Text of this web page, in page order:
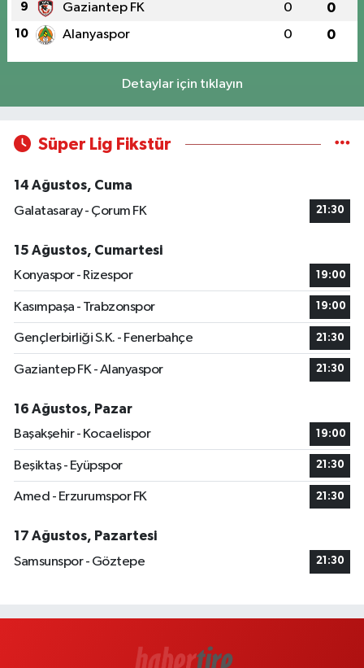
9 Gaziantep FK 0 0
10 Alanyaspor 0 0
Detaylar için tıklayın
Süper Lig Fikstür
14 Ağustos, Cuma
Galatasaray - Çorum FK
21:30
15 Ağustos, Cumartesi
Konyaspor - Rizespor
19:00
Kasımpaşa - Trabzonspor 19:00
Gençlerbirliği S.K. - Fenerbahçe 21:30
Gaziantep FK - Alanyaspor 21:30
16 Ağustos, Pazar
Başakşehir - Kocaelispor
19:00
Beşiktaş - Eyüpspor 21:30
Amed - Erzurumspor FK 21:30
17 Ağustos, Pazartesi
Samsunspor - Göztepe
21:30